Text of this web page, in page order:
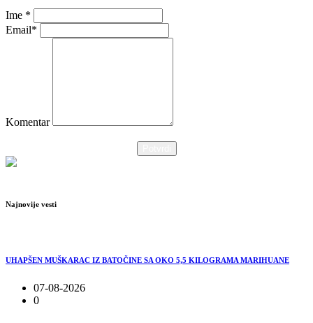
Ime *
Email*
Komentar
Najnovije vesti
UHAPŠEN MUŠKARAC IZ BATOČINE SA OKO 5,5 KILOGRAMA MARIHUANE
07-08-2026
0